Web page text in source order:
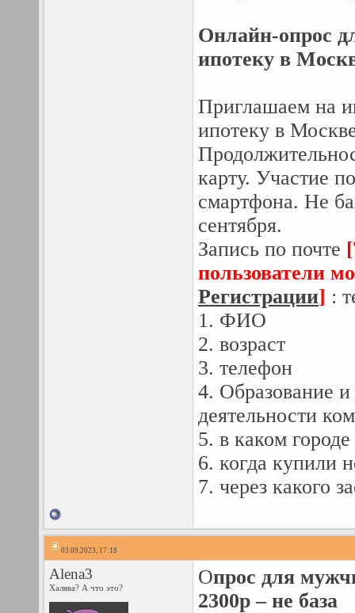
Онлайн-опрос
ипотеку в
Приглашаем на
ипотеку в
карту. Участие
смартфона. Не
сентября.
Запись по почте
пользователи
Регистрации] :
1. ФИО
2. возраст
3. телефон
4. Образование
деятельности
5. в каком
6. когда купили
7. через какого
03.09.2023, 17:18
Alena3
Халява? А что это? Опрос для
2300р – не база